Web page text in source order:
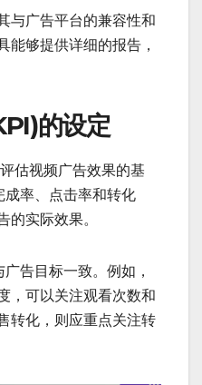
与广告平台的兼容性和
能够提供详细的报告，
的设定
估视频广告效果的基
率、点击率和转化
的实际效果。
告目标一致。例如，
，可以关注观看次数和
转化，则应重点关注转